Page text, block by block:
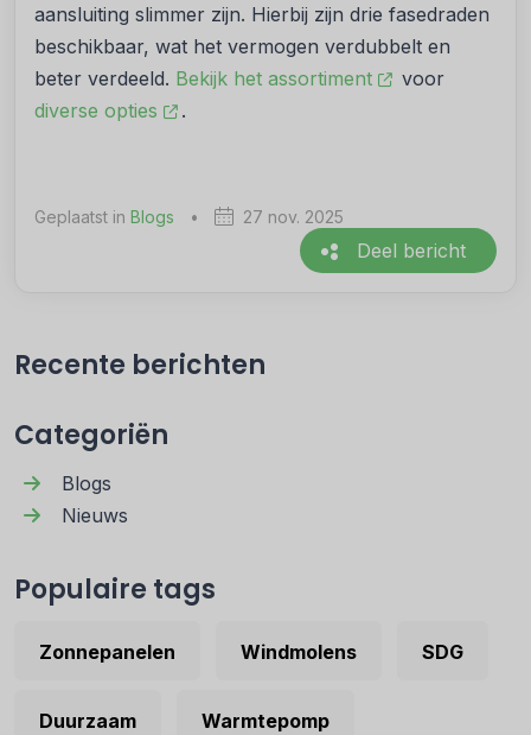
aansluiting slimmer zijn. Hierbij zijn drie fasedraden
beschikbaar, wat het vermogen verdubbelt en
beter verdeeld. Bekijk het assortiment
voor
diverse opties
.
Geplaatst in Blogs • 27 nov. 2025
Deel bericht
Recente berichten
Categoriën
Blogs
Nieuws
Populaire tags
Zonnepanelen Windmolens SDG
Duurzaam Warmtepomp